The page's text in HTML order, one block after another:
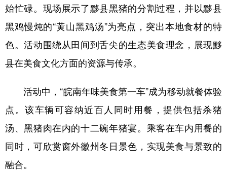
食品 人居 信息化 数字经济
学术中国 乡村振兴 银龄 溯源中国
公益 一带一路 亚太网 上市公司
文化产业
地方频道
始忙碌。现场展示了黟县黑猪的分割过程，并以黟县
黑鸡慢炖的“黄山黑鸡汤”为亮点，突出本地食材的特
色。活动围绕从田间到舌尖的生态美食理念，展现黟
县在美食文化方面的资源与传承。
活动中，“皖南年味美食第一车”成为移动就餐体验
点。该车辆可容纳近百人同时用餐，提供包括杀猪
汤、黑猪肉在内的十二碗年猪宴。乘客在车内用餐的
同时，可欣赏窗外徽州冬日景色，实现美食与景致的
融合。